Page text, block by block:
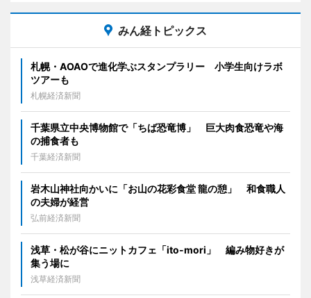
みん経トピックス
札幌・AOAOで進化学ぶスタンプラリー 小学生向けラボ
ツアーも
札幌経済新聞
千葉県立中央博物館で「ちば恐竜博」 巨大肉食恐竜や海
の捕食者も
千葉経済新聞
岩木山神社向かいに「お山の花彩食堂 龍の憩」 和食職人
の夫婦が経営
弘前経済新聞
浅草・松が谷にニットカフェ「ito-mori」 編み物好きが
集う場に
浅草経済新聞